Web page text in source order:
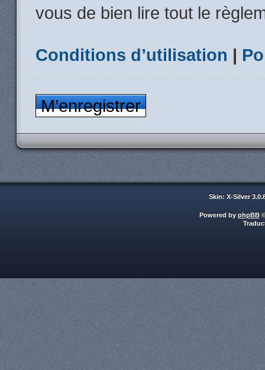
vous de bien lire tout le
Conditions d’utilisation |
M’enregistrer
Skin: X-Silver
Powered by phpBB©